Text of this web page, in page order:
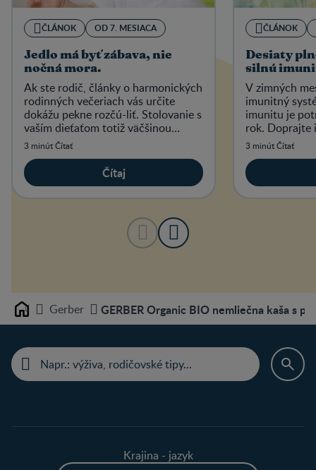
ČLÁNOK OD 7. MESIACA
Jedlo má byť zábava, nie
nočná mora.
Ak ste rodič, články o harmonických
rodinných večeriach vás určite
dokážu pekne rozčú-liť. Stolovanie s
vaším dieťaťom totiž väčšinou
sprevádza krik, hádky a hnev.
3 minút Čítať
Čítaj
ČLÁNOK
Desiaty
silnú
V zimných
imunitný
imunitu je
rok. Doprajte
dostatok
3 minút Čítať
Home Gerber GERBER Organic BIO nemliečna kaša s
Krajina - jazyk